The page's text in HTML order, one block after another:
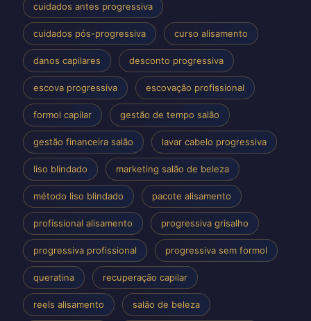
cuidados antes progressiva
cuidados pós-progressiva curso alisamento
danos capilares desconto progressiva
escova progressiva escovação profissional
formol capilar gestão de tempo salão
gestão financeira salão lavar cabelo progressiva
liso blindado marketing salão de beleza
método liso blindado pacote alisamento
profissional alisamento progressiva grisalho
progressiva profissional progressiva sem formol
queratina recuperação capilar
reels alisamento salão de beleza